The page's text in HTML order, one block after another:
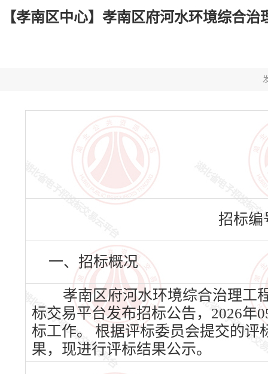
【孝南区中心】孝南区府河水环境综合
招标编
一、招标概况
孝南区府河水环境综合治理工
标交易平台发布招标公告，2026年
标工作。 根据评标委员会提交的
果，现进行评标结果公示。